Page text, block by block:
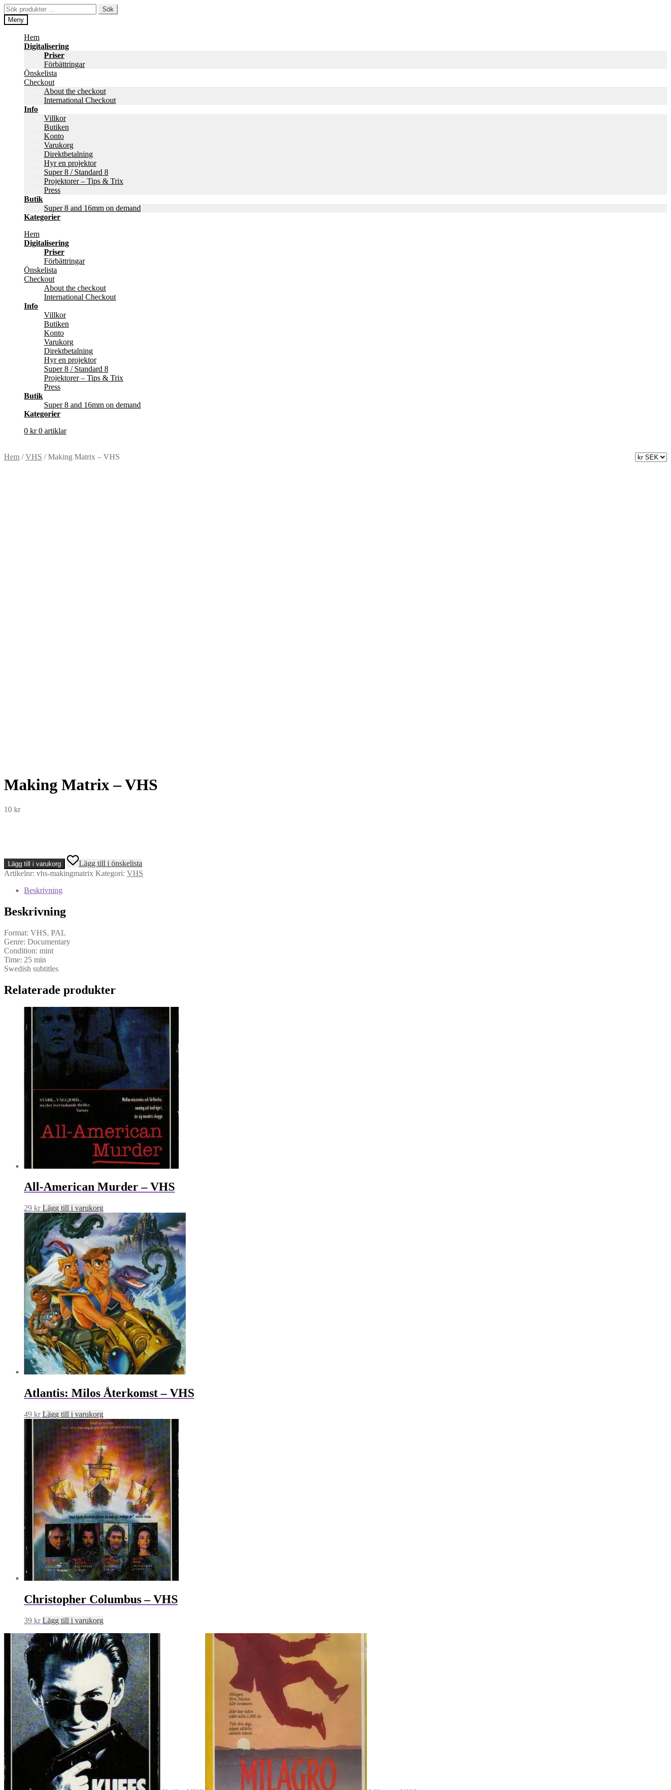
Hoppa
till
navigering
Hoppa
till
innehåll
Sök
efter:
Sök
Meny
Hem
Digitalisering
Priser
Förbättringar
Önskelista
Checkout
About the checkout
International Checkout
Info
Villkor
Butiken
Konto
Varukorg
Direktbetalning
Hyr en projektor
Super 8 / Standard 8
Projektorer – Tips & Trix
Press
Butik
Super 8 and 16mm on demand
Kategorier
Hem
Digitalisering
Priser
Förbättringar
Önskelista
Checkout
About the checkout
International Checkout
Info
Villkor
Butiken
Konto
Varukorg
Direktbetalning
Hyr en projektor
Super 8 / Standard 8
Projektorer – Tips & Trix
Press
Butik
Super 8 and 16mm on demand
Kategorier
0 kr 0 artiklar
Hem /VHS /Making Matrix – VHS
Making Matrix – VHS
10 kr
Making
Matrix
-
mängd
Lägg till i varukorg
Lägg till i önskelista
Artikelnr: vhs-makingmatrix Kategori: VHS
Beskrivning
Beskrivning
Format: VHS, PAL
Genre: Documentary
Condition: mint
Time: 25 min
Swedish subtitles
Relaterade produkter
All-American Murder – VHS
29 kr Lägg till i varukorg
Atlantis: Milos Återkomst – VHS
49 kr Lägg till i varukorg
Christopher Columbus – VHS
39 kr Lägg till i varukorg